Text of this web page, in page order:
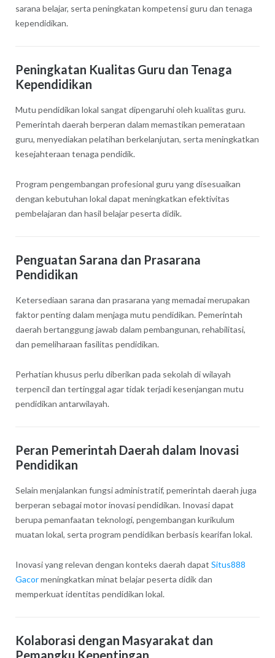
sarana belajar, serta peningkatan kompetensi guru dan tenaga
kependidikan.
Peningkatan Kualitas Guru dan Tenaga
Kependidikan
Mutu pendidikan lokal sangat dipengaruhi oleh kualitas guru.
Pemerintah daerah berperan dalam memastikan pemerataan
guru, menyediakan pelatihan berkelanjutan, serta meningkatkan
kesejahteraan tenaga pendidik.
Program pengembangan profesional guru yang disesuaikan
dengan kebutuhan lokal dapat meningkatkan efektivitas
pembelajaran dan hasil belajar peserta didik.
Penguatan Sarana dan Prasarana
Pendidikan
Ketersediaan sarana dan prasarana yang memadai merupakan
faktor penting dalam menjaga mutu pendidikan. Pemerintah
daerah bertanggung jawab dalam pembangunan, rehabilitasi,
dan pemeliharaan fasilitas pendidikan.
Perhatian khusus perlu diberikan pada sekolah di wilayah
terpencil dan tertinggal agar tidak terjadi kesenjangan mutu
pendidikan antarwilayah.
Peran Pemerintah Daerah dalam Inovasi
Pendidikan
Selain menjalankan fungsi administratif, pemerintah daerah juga
berperan sebagai motor inovasi pendidikan. Inovasi dapat
berupa pemanfaatan teknologi, pengembangan kurikulum
muatan lokal, serta program pendidikan berbasis kearifan lokal.
Inovasi yang relevan dengan konteks daerah dapat Situs888
Gacormeningkatkan minat belajar peserta didik dan
memperkuat identitas pendidikan lokal.
Kolaborasi dengan Masyarakat dan
Pemangku Kepentingan